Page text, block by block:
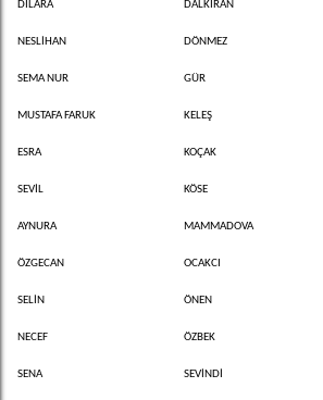
DİLARA DALKIRAN
NESLİHAN DÖNMEZ
SEMA NUR GÜR
MUSTAFA FARUK KELEŞ
ESRA KOÇAK
SEVİL KÖSE
AYNURA MAMMADOVA
ÖZGECAN OCAKCI
SELİN ÖNEN
NECEF ÖZBEK
SENA SEVİNDİ